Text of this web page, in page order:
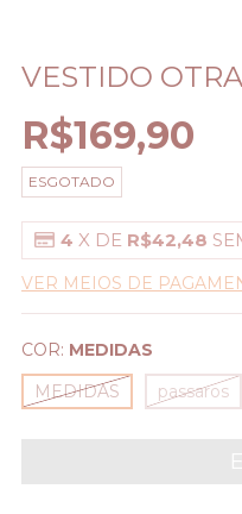
VESTIDO
R$169,90
ESGOTADO
4 X DE R$42,48
VER MEIOS DE
COR: MEDIDAS
MEDIDAS
passaros